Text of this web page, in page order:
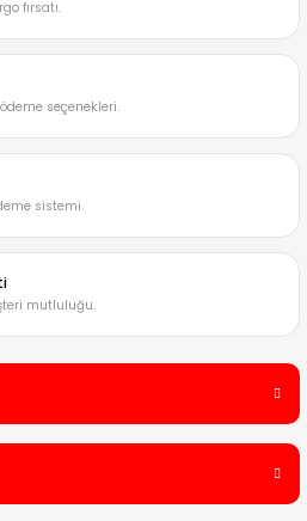
fırsatı.
seçenekleri.
sistemi.
mutluluğu.